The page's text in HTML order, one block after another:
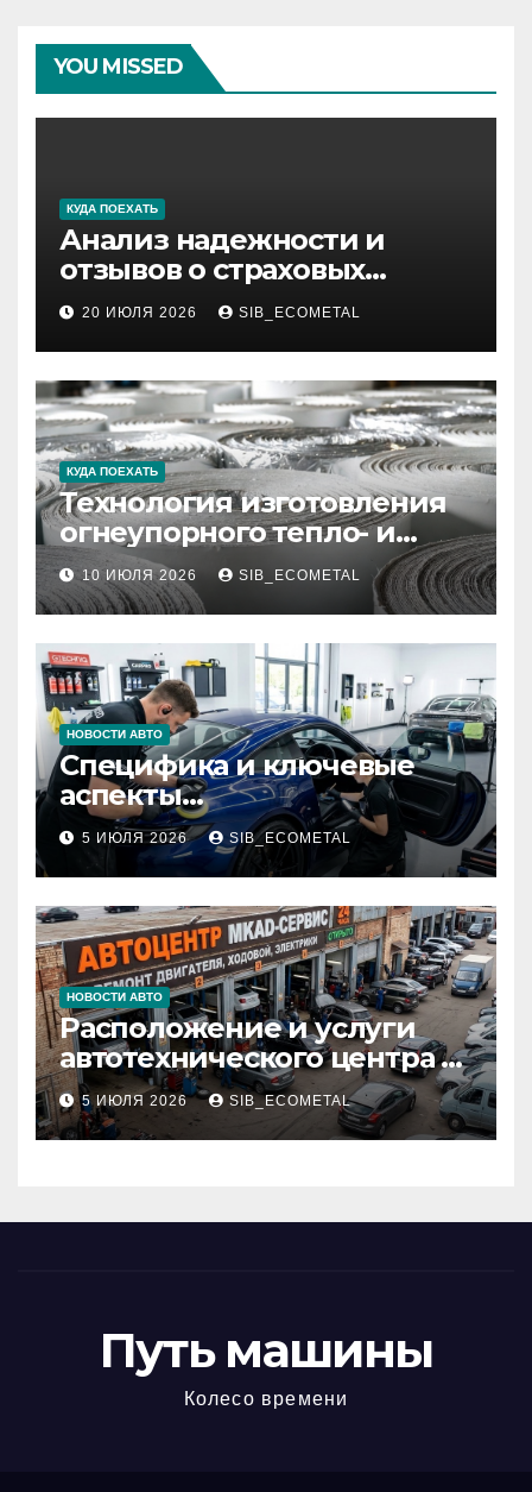
YOU MISSED
КУДА ПОЕХАТЬ
Анализ надежности и
отзывов о страховых
компаниях по итогам 2026
года
20 ИЮЛЯ 2026 SIB_ECOMETAL
КУДА ПОЕХАТЬ
Технология изготовления
огнеупорного тепло- и
звукоизоляционного
картона МКРК-500 из
муллитокремнеземистого
волокна
10 ИЮЛЯ 2026 SIB_ECOMETAL
НОВОСТИ АВТО
Специфика и ключевые
аспекты
профессионального
детейлинга кузова и
салона
5 ИЮЛЯ 2026 SIB_ECOMETAL
НОВОСТИ АВТО
Расположение и услуги
автотехнического центра в
районе 84-го километра
МКАД
5 ИЮЛЯ 2026 SIB_ECOMETAL
Путь машины
Колесо времени